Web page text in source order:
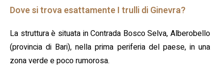
Dove si trova esattamente I trulli di Ginevra?
La struttura è situata in Contrada Bosco Selva, Alberobello
(provincia di Bari), nella prima periferia del paese, in una
zona verde e poco rumorosa.